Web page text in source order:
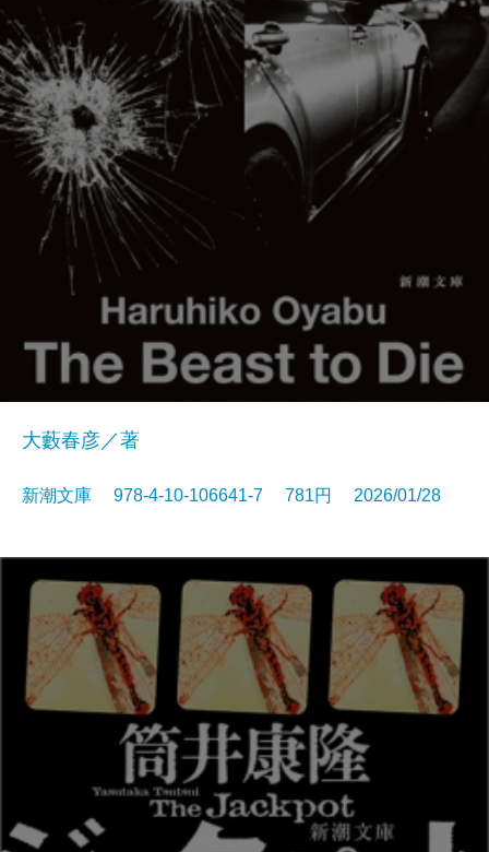
大藪春彦／著
新潮文庫 978-4-10-106641-7 781円 2026/01/28